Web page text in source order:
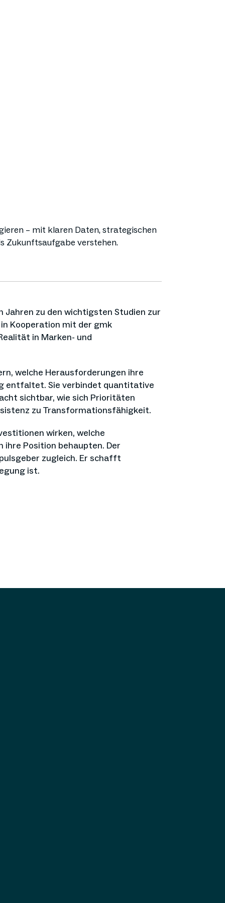
– mit klaren Daten, strategischen
Zukunftsaufgabe verstehen.
zu den wichtigsten Studien zur
Kooperation mit der gmk
in Marken- und
welche Herausforderungen ihre
entfaltet. Sie verbindet quantitative
sichtbar, wie sich Prioritäten
zu Transformationsfähigkeit.
wirken, welche
ihre Position behaupten. Der
zugleich. Er schafft
ist.